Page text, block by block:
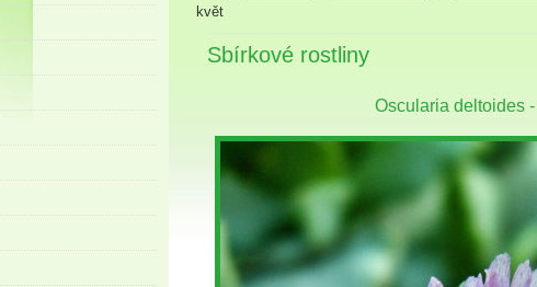
květ
Sbírkové rostliny
Oscularia deltoides